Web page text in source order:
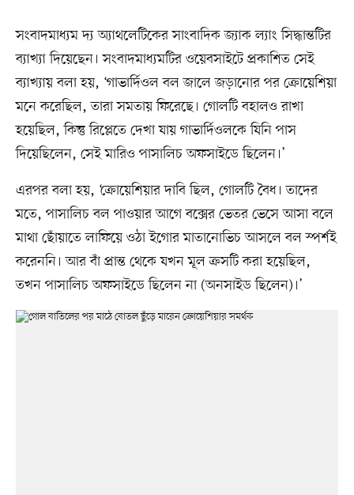
সংবাদমাধ্যম দ্য অ্যাথলেটিকের সাংবাদিক জ্যাক ল্যাং সিদ্ধান্তটির
ব্যাখ্যা দিয়েছেন। সংবাদমাধ্যমটির ওয়েবসাইটে প্রকাশিত সেই
ব্যাখ্যায় বলা হয়, ‘গাভার্দিওল বল জালে জড়ানোর পর ক্রোয়েশিয়া
মনে করেছিল, তারা সমতায় ফিরেছে। গোলটি বহালও রাখা
হয়েছিল, কিন্তু রিপ্লেতে দেখা যায় গাভার্দিওলকে যিনি পাস
দিয়েছিলেন, সেই মারিও পাসালিচ অফসাইডে ছিলেন।’
এরপর বলা হয়, ‘ক্রোয়েশিয়ার দাবি ছিল, গোলটি বৈধ। তাদের
মতে, পাসালিচ বল পাওয়ার আগে বক্সের ভেতর ভেসে আসা বলে
মাথা ছোঁয়াতে লাফিয়ে ওঠা ইগোর মাতানোভিচ আসলে বল স্পর্শই
করেননি। আর বাঁ প্রান্ত থেকে যখন মূল ক্রসটি করা হয়েছিল,
তখন পাসালিচ অফসাইডে ছিলেন না (অনসাইড ছিলেন)।’